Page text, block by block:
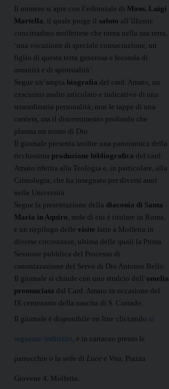
Il numero si apre con l’editoriale di Mons. Luigi
Martella, il quale porge il saluto all’illustre
concittadino molfettese che torna nella sua terra,
‘una vocazione di speciale consacrazione, un
figlio di questa terra generosa e feconda di
umanità e di spiritualità’.
Segue un’ampia biografia del card. Amato, un
exscursus molto articolato e indicativo di una
straordinaria personalità; non le tappe di una
carriera, ma il discernimento profondo che
plasma un uomo di Dio.
Il giornale presenta inoltre una panoramica della
ricchissima produzione bibliografica del card.
Amato riferita alla Teologia e, in particolare, alla
Cristologia, che ha insegnato per diversi anni
nelle Università.
Segue la presentazione della diaconia di Santa
Maria in Aquiro, sede di cui è titolare in Roma,
e un riepilogo delle visite fatte a Molfetta in
diverse circostanze, ultima delle quali la Prima
Sessione pubblica del Processo di
canonizzazione del Servo di Dio Antonio Bello.
Il giornale si chiude con uno stralcio dell’omelia
pronunciata dal Card. Amato in occasione del
IX centenario della nascita di S. Corrado.
Il giornale è disponibile on line cliccando al
seguente indirizzo, e in cartaceo presso le
parrocchie o la sede di Luce e Vita, Piazza
Giovene 4, Molfetta.